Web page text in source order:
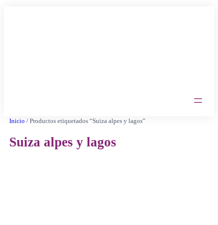
Inicio / Productos etiquetados “Suiza alpes y lagos”
Suiza alpes y lagos